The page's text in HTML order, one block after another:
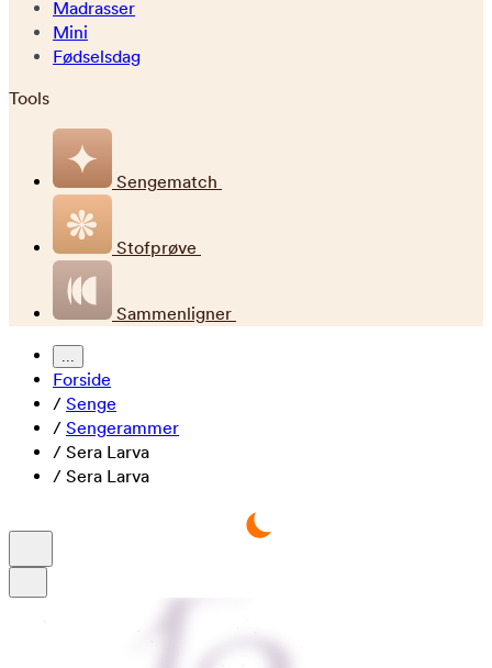
Madrasser
Mini
Fødselsdag
Tools
Sengematch
Stofprøve
Sammenligner
...
Forside
/ Senge
/ Sengerammer
/ Sera Larva
/ Sera Larva